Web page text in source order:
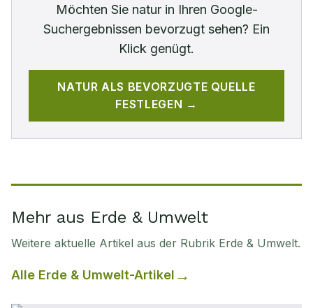
Möchten Sie naturin Ihren Google-
Suchergebnissen bevorzugt sehen? Ein
Klick genügt.
NATUR ALS BEVORZUGTE QUELLE
FESTLEGEN →
Mehr aus Erde & Umwelt
Weitere aktuelle Artikel aus der Rubrik Erde & Umwelt.
Alle Erde & Umwelt-Artikel